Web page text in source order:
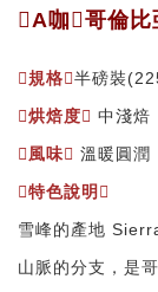
A咖哥倫比
規格半磅裝
烘焙度 中淺焙
風味 溫暖圓潤
特色說明
雪峰的產地
山脈的分支，是